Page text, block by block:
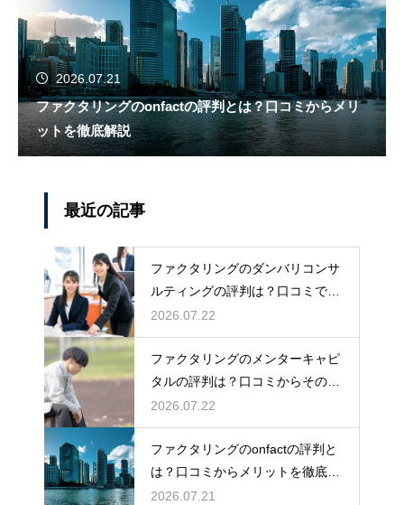
2026.07.21
ファクタリングのonfactの評判とは？口コミからメリ
ットを徹底解説
最近の記事
ファクタリングのダンバリコンサ
ルティングの評判は？口コミで実
態を解説
2026.07.22
ファクタリングのメンターキャピ
タルの評判は？口コミからその実
態を徹底解説
2026.07.22
ファクタリングのonfactの評判と
は？口コミからメリットを徹底解
説
2026.07.21